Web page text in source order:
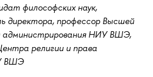
философских наук,
директора, профессор Высшей
администрирования НИУ ВШЭ,
религии и права
ВШЭ